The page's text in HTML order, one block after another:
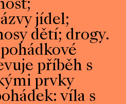
jídel;
dětí; drogy.
příběh s
prvky
víla s